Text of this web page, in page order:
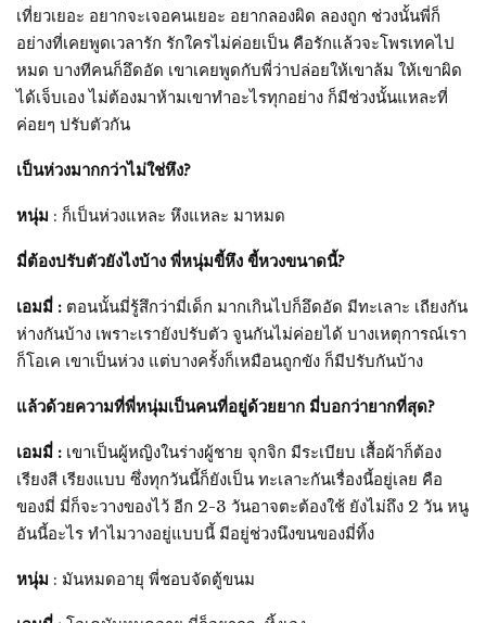
เที่ยวเยอะ อยากจะเจอคนเยอะ อยากลองผิด ลองถูก ช่วงนั้นพี่ก็
อย่างที่เคยพูดเวลารัก รักใครไม่ค่อยเป็น คือรักแล้วจะโพรเทคไป
หมด บางทีคนก็อึดอัด เขาเคยพูดกับพี่ว่าปล่อยให้เขาล้ม ให้เขาผิด
ได้เจ็บเอง ไม่ต้องมาห้ามเขาทำอะไรทุกอย่าง ก็มีช่วงนั้นแหละที่
ค่อยๆ ปรับตัวกัน
เป็นห่วงมากกว่าไม่ใช่หึง?
หนุ่ม : ก็เป็นห่วงแหละ หึงแหละ มาหมด
มี่ต้องปรับตัวยังไงบ้าง พี่หนุ่มขี้หึง ขี้หวงขนาดนี้?
เอมมี่ : ตอนนั้นมี่รู้สึกว่ามี่เด็ก มากเกินไปก็อึดอัด มีทะเลาะ เถียงกัน
ห่างกันบ้าง เพราะเรายังปรับตัว จูนกันไม่ค่อยได้ บางเหตุการณ์เรา
ก็โอเค เขาเป็นห่วง แต่บางครั้งก็เหมือนถูกขัง ก็มีปรับกันบ้าง
แล้วด้วยความที่พี่หนุ่มเป็นคนที่อยู่ด้วยยาก มี่บอกว่ายากที่สุด?
เอมมี่ : เขาเป็นผู้หญิงในร่างผู้ชาย จุกจิก มีระเบียบ เสื้อผ้าก็ต้อง
เรียงสี เรียงแบบ ซึ่งทุกวันนี้ก็ยังเป็น ทะเลาะกันเรื่องนี้อยู่เลย คือ
ของมี่ มี่ก็จะวางของไว้ อีก 2-3 วันอาจตะต้องใช้ ยังไม่ถึง 2 วัน หนู
อันนี้อะไร ทำไมวางอยู่แบบนี้ มีอยู่ช่วงนึงขนของมี่ทิ้ง
หนุ่ม : มันหมดอายุ พี่ชอบจัดตู้ขนม